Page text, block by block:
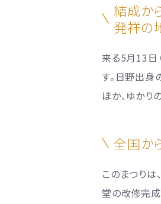
結成か
発祥の
来る5月13日
す。日野出身
ほか、ゆかり
全国か
このまつり
堂の改修完成